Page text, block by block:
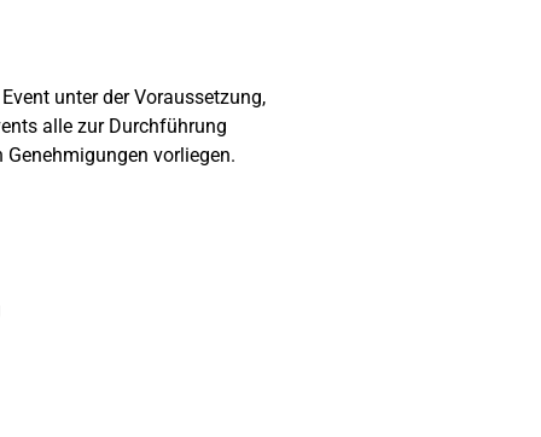
unter der Voraussetzung,
alle zur Durchführung
vorliegen.